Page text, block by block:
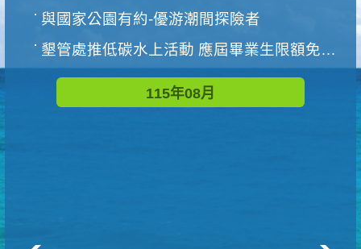
與國家公園有約-優游潮間探險者
墾管處推低碳水上活動 應屆畢業生限額免費參加
115年08月